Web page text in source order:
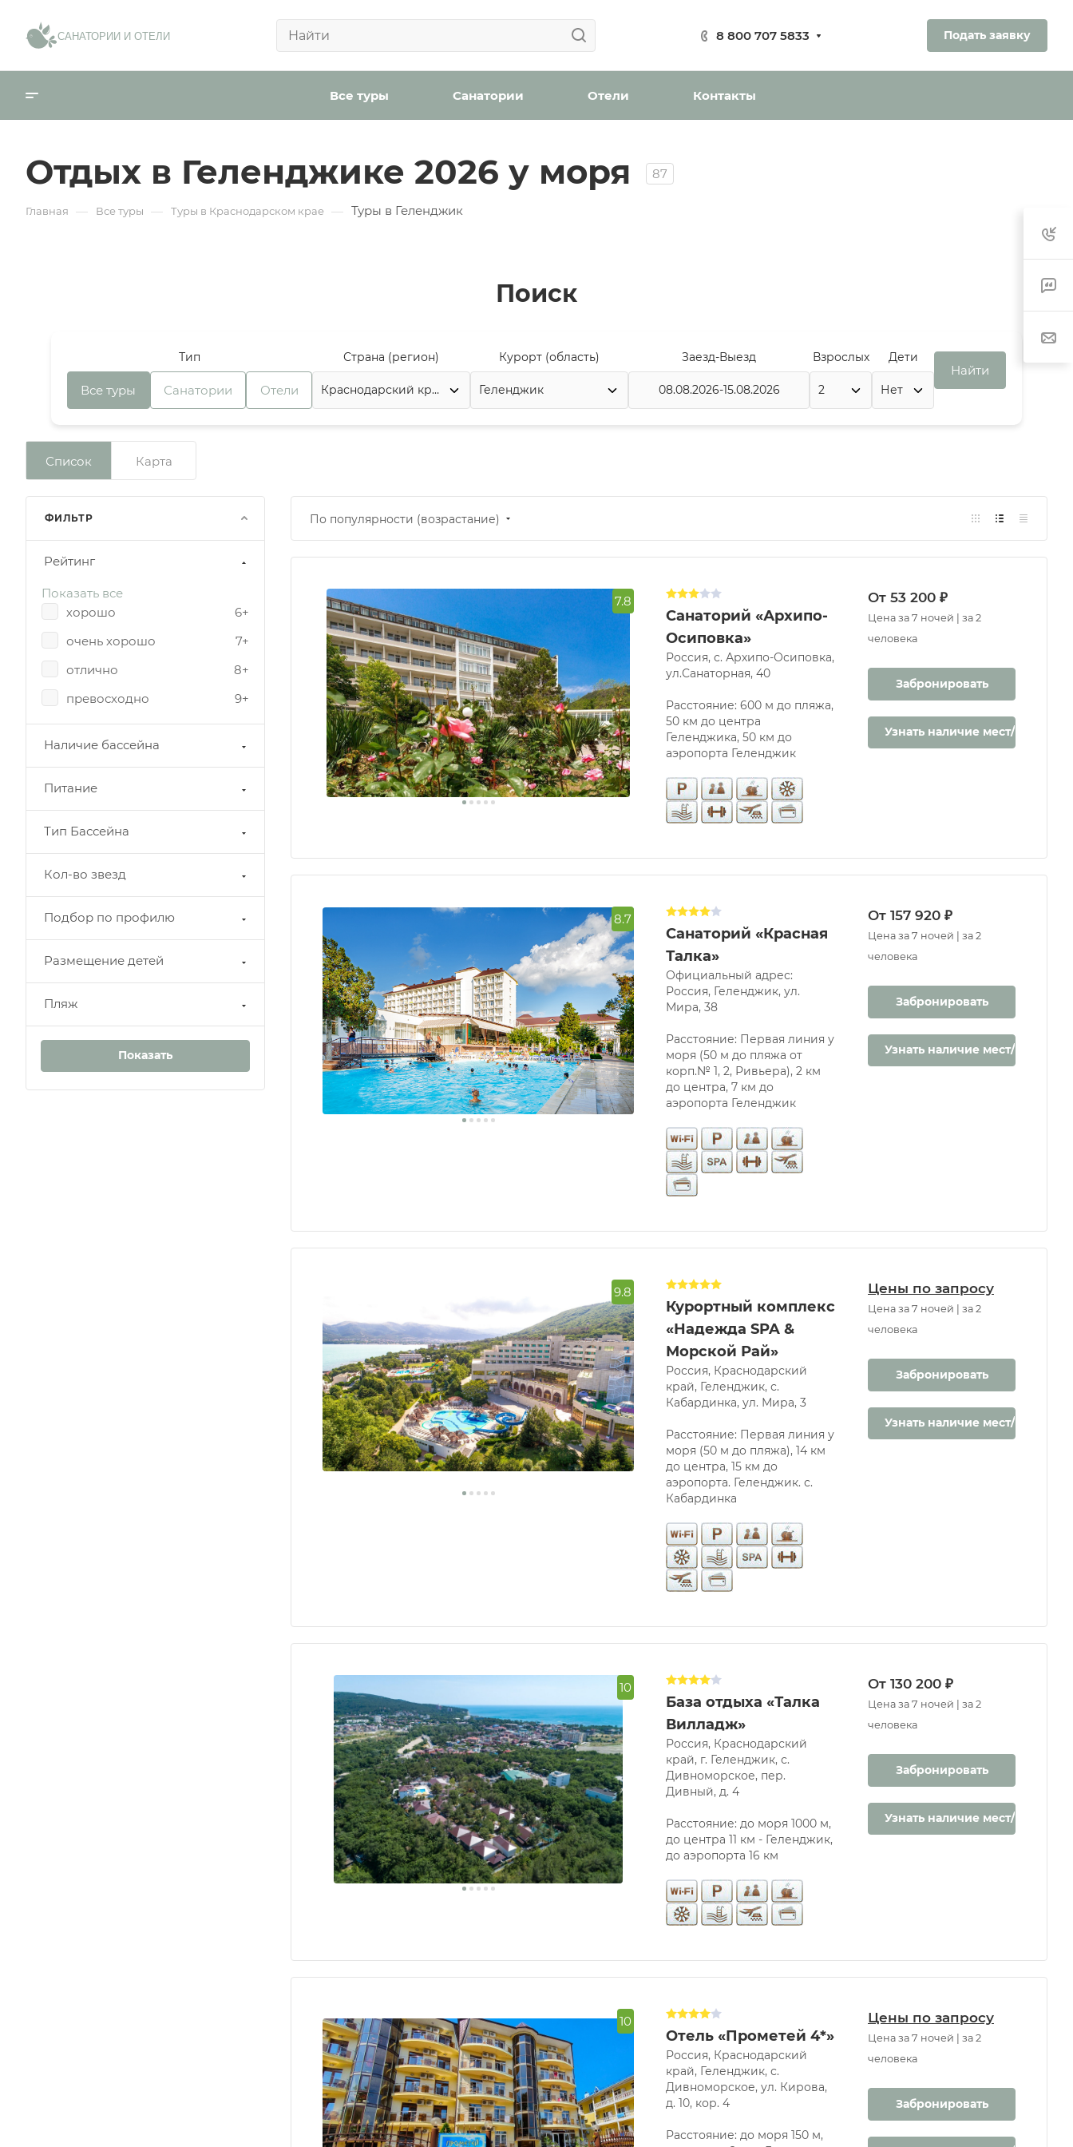
САНАТОРИИ И ОТЕЛИ 8 800 707 5833 Подать заявку
Все туры Санатории Отели Контакты
Отдых в Геленджике 2026 у моря 87
Главная — Все туры — Туры в Краснодарском крае — Туры в Геленджик
Поиск
Тип
Все туры Санатории Отели
Страна (регион) Курорт (область) Заезд-Выезд Взрослых Дети
Найти
Список Карта
По популярности (возрастание)
День рождения
Проверьте, верно ли указан номер телефона для связи
Мы уведомим вас, когда появятся места в наличии.
7.8
Санаторий «Архипо-
Осиповка»
Россия, с. Архипо-Осиповка,
ул.Санаторная, 40
Расстояние: 600 м до пляжа,
50 км до центра
Геленджика, 50 км до
аэропорта Геленджик
От 53 200 ₽
Цена за 7 ночей | за 2
человека
Забронировать
Узнать наличие мест/цену
8.7
Санаторий «Красная
Талка»
Официальный адрес:
Россия, Геленджик, ул.
Мира, 38
Расстояние: Первая линия у
моря (50 м до пляжа от
корп.№ 1, 2, Ривьера), 2 км
до центра, 7 км до
аэропорта Геленджик
От 157 920 ₽
Цена за 7 ночей | за 2
человека
Забронировать
Узнать наличие мест/цену
9.8
Курортный комплекс
«Надежда SPA &
Морской Рай»
Россия, Краснодарский
край, Геленджик, с.
Кабардинка, ул. Мира, 3
Расстояние: Первая линия у
моря (50 м до пляжа), 14 км
до центра, 15 км до
аэропорта. Геленджик. с.
Кабардинка
Цены по запросу
Цена за 7 ночей | за 2
человека
Забронировать
Узнать наличие мест/цену
10
База отдыха «Талка
Вилладж»
Россия, Краснодарский
край, г. Геленджик, с.
Дивноморское, пер.
Дивный, д. 4
Расстояние: до моря 1000 м,
до центра 11 км - Геленджик,
до аэропорта 16 км
От 130 200 ₽
Цена за 7 ночей | за 2
человека
Забронировать
Узнать наличие мест/цену
10
Отель «Прометей 4*»
Россия, Краснодарский
край, Геленджик, с.
Дивноморское, ул. Кирова,
д. 10, кор. 4
Расстояние: до моря 150 м,
Цены по запросу
Цена за 7 ночей | за 2
человека
Забронировать
ФИЛЬТР
Рейтинг
Показать все
хорошо
6+
очень хорошо
7+
отлично
8+
превосходно
9+
Наличие бассейна
Питание
Тип Бассейна
Кол-во звезд
Подбор по профилю
Размещение детей
Пляж